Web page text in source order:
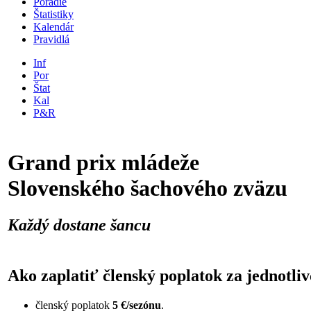
Štatistiky
Kalendár
Pravidlá
Inf
Por
Štat
Kal
P&R
Grand prix mládeže
Slovenského šachového zväzu
Každý dostane šancu
Ako zaplatiť členský poplatok za
členský poplatok 5 €/sezónu.